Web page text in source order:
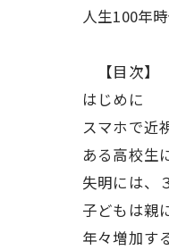
人生100年
【目次
はじめに
スマホで近
ある高校生
失明には、
子どもは親
年々増加す